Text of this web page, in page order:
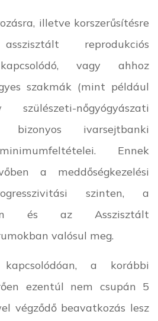
illetve korszerűsítésre
reprodukciós
vagy ahhoz
szakmák (mint például
nőgyógyászati
bizonyos ivarsejtbanki
Ennek
a meddőségkezelési
szinten, a
és az Asszisztált
valósul meg.
a korábbi
ezentúl nem csupán 5
végződő beavatkozás lesz